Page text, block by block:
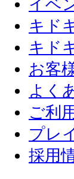
イベ
キド
キド
お客
よく
ご利
プレ
採用